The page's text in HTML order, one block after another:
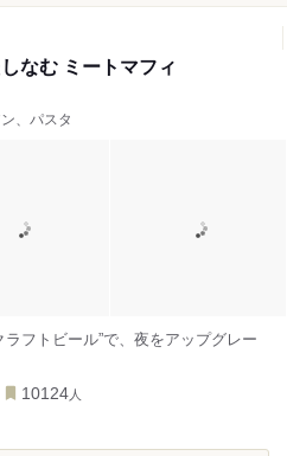
なむ ミートマフィ
、パスタ
ラフトビール”で、夜をアップグレー
10124 人